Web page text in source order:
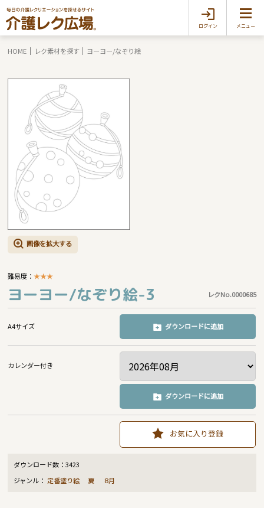
ログイン メニュー
HOME レク素材を探す ヨーヨー/なぞり絵
画像を拡大する
難易度：★★★
ヨーヨー/なぞり絵-3 レクNo.0000685
A4サイズ ダウンロードに追加
カレンダー付き
ダウンロードに追加
お気に入り登録
ダウンロード数：3423
ジャンル： 定番塗り絵 夏 8月